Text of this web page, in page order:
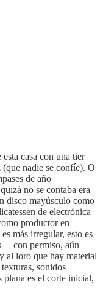
casa con una tier
nadie se confíe). O
de año
no se contaba era
disco mayúsculo como
de electrónica
productor en
más irregular, esto es
—con permiso, aún
al loro que hay material
sonidos
plana es el corte inicial,